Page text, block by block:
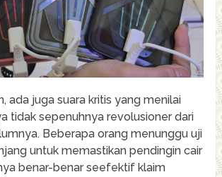
ada juga suara kritis yang menilai
tidak sepenuhnya revolusioner dari
Beberapa orang menunggu uji
untuk memastikan pendingin cair
benar-benar seefektif klaim